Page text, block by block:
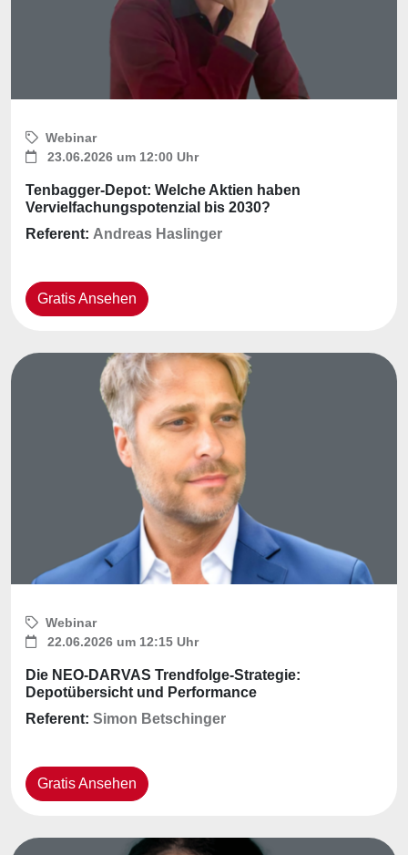
Webinar
23.06.2026 um 12:00 Uhr
Tenbagger-Depot: Welche Aktien haben
Vervielfachungspotenzial bis 2030?
Referent: Andreas Haslinger
Gratis Ansehen
Webinar
22.06.2026 um 12:15 Uhr
Die NEO-DARVAS Trendfolge-Strategie:
Depotübersicht und Performance
Referent: Simon Betschinger
Gratis Ansehen